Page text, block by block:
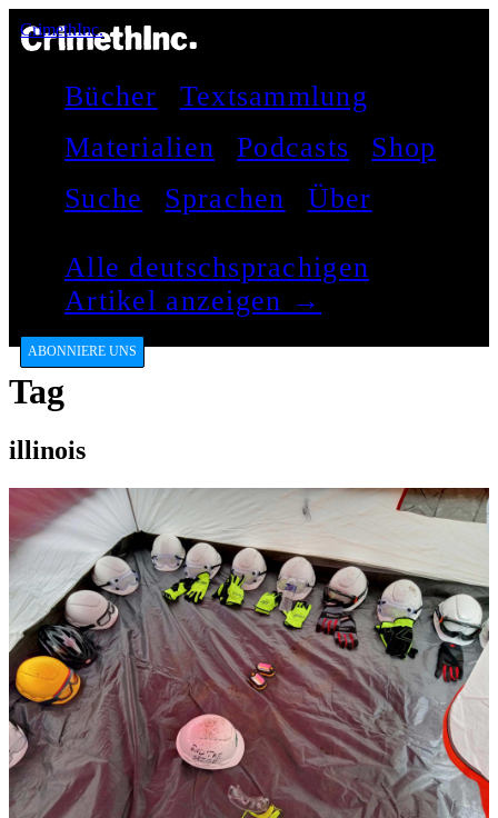
CrimethInc.
Bücher
Textsammlung
Materialien
Podcasts
Shop
Suche
Sprachen Über
Alle deutschsprachigen
Artikel anzeigen →
ABONNIERE UNS
Tag
illinois